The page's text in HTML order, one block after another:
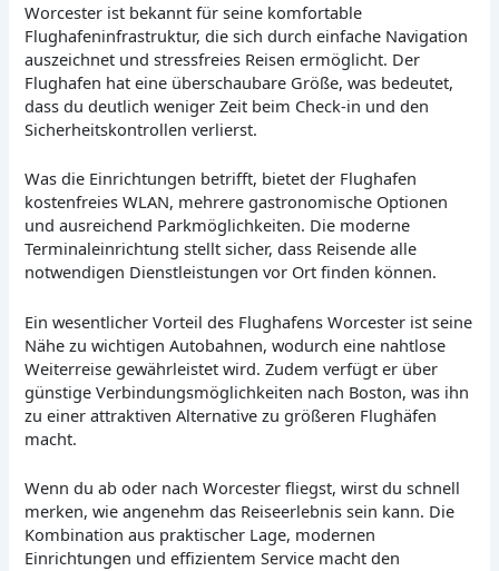
Worcester ist bekannt für seine komfortable
Flughafeninfrastruktur, die sich durch einfache Navigation
auszeichnet und stressfreies Reisen ermöglicht. Der
Flughafen hat eine überschaubare Größe, was bedeutet,
dass du deutlich weniger Zeit beim Check-in und den
Sicherheitskontrollen verlierst.
Was die Einrichtungen betrifft, bietet der Flughafen
kostenfreies WLAN, mehrere gastronomische Optionen
und ausreichend Parkmöglichkeiten. Die moderne
Terminaleinrichtung stellt sicher, dass Reisende alle
notwendigen Dienstleistungen vor Ort finden können.
Ein wesentlicher Vorteil des Flughafens Worcester ist seine
Nähe zu wichtigen Autobahnen, wodurch eine nahtlose
Weiterreise gewährleistet wird. Zudem verfügt er über
günstige Verbindungsmöglichkeiten nach Boston, was ihn
zu einer attraktiven Alternative zu größeren Flughäfen
macht.
Wenn du ab oder nach Worcester fliegst, wirst du schnell
merken, wie angenehm das Reiseerlebnis sein kann. Die
Kombination aus praktischer Lage, modernen
Einrichtungen und effizientem Service macht den